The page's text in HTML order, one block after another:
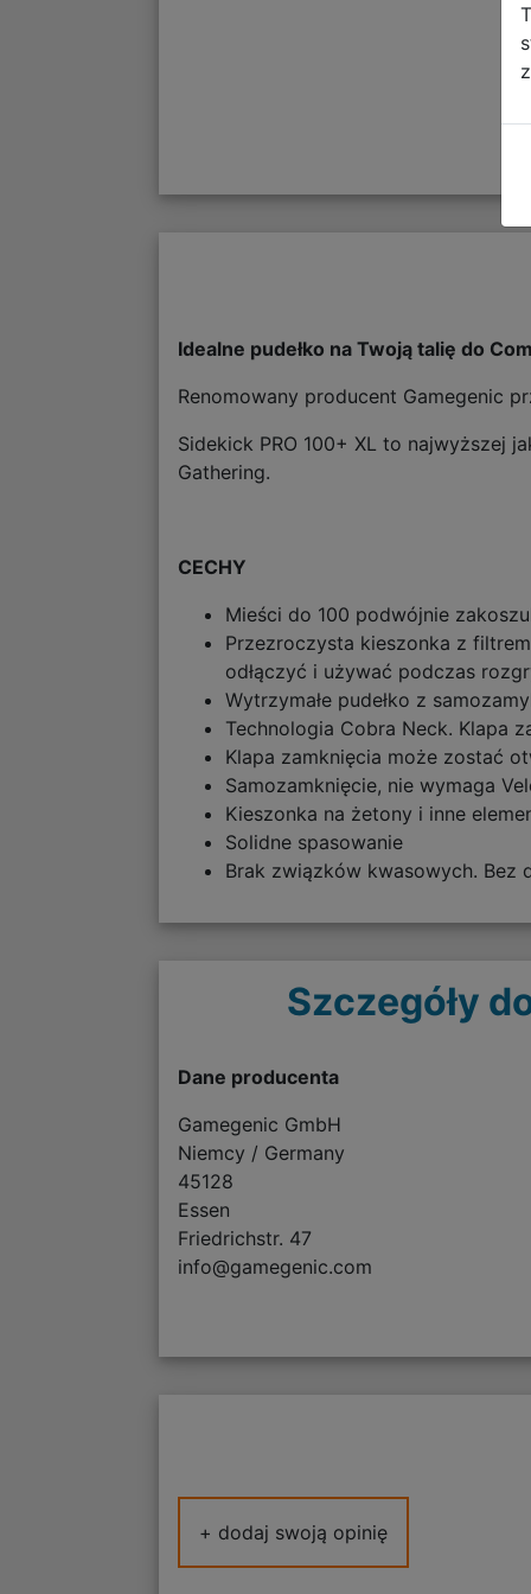
Idealne pudełko na Twoją talię do
Renomowany producent Gamegenic
Sidekick PRO 100+ XL to najwyższej
Gathering.
CECHY
Mieści do 100 podwójnie
Przezroczysta kieszonka z
odłączyć i używać podczas
Wytrzymałe pudełko z
Technologia Cobra Neck. Klapa
Klapa zamknięcia może zostać
Samozamknięcie, nie wymaga
Kieszonka na żetony i inne
Solidne spasowanie
Brak związków kwasowych. Bez
Szczegóły
Dane producenta
Gamegenic GmbH
Niemcy / Germany
45128
Essen
Friedrichstr. 47
info@gamegenic.com
+ dodaj swoją opinię